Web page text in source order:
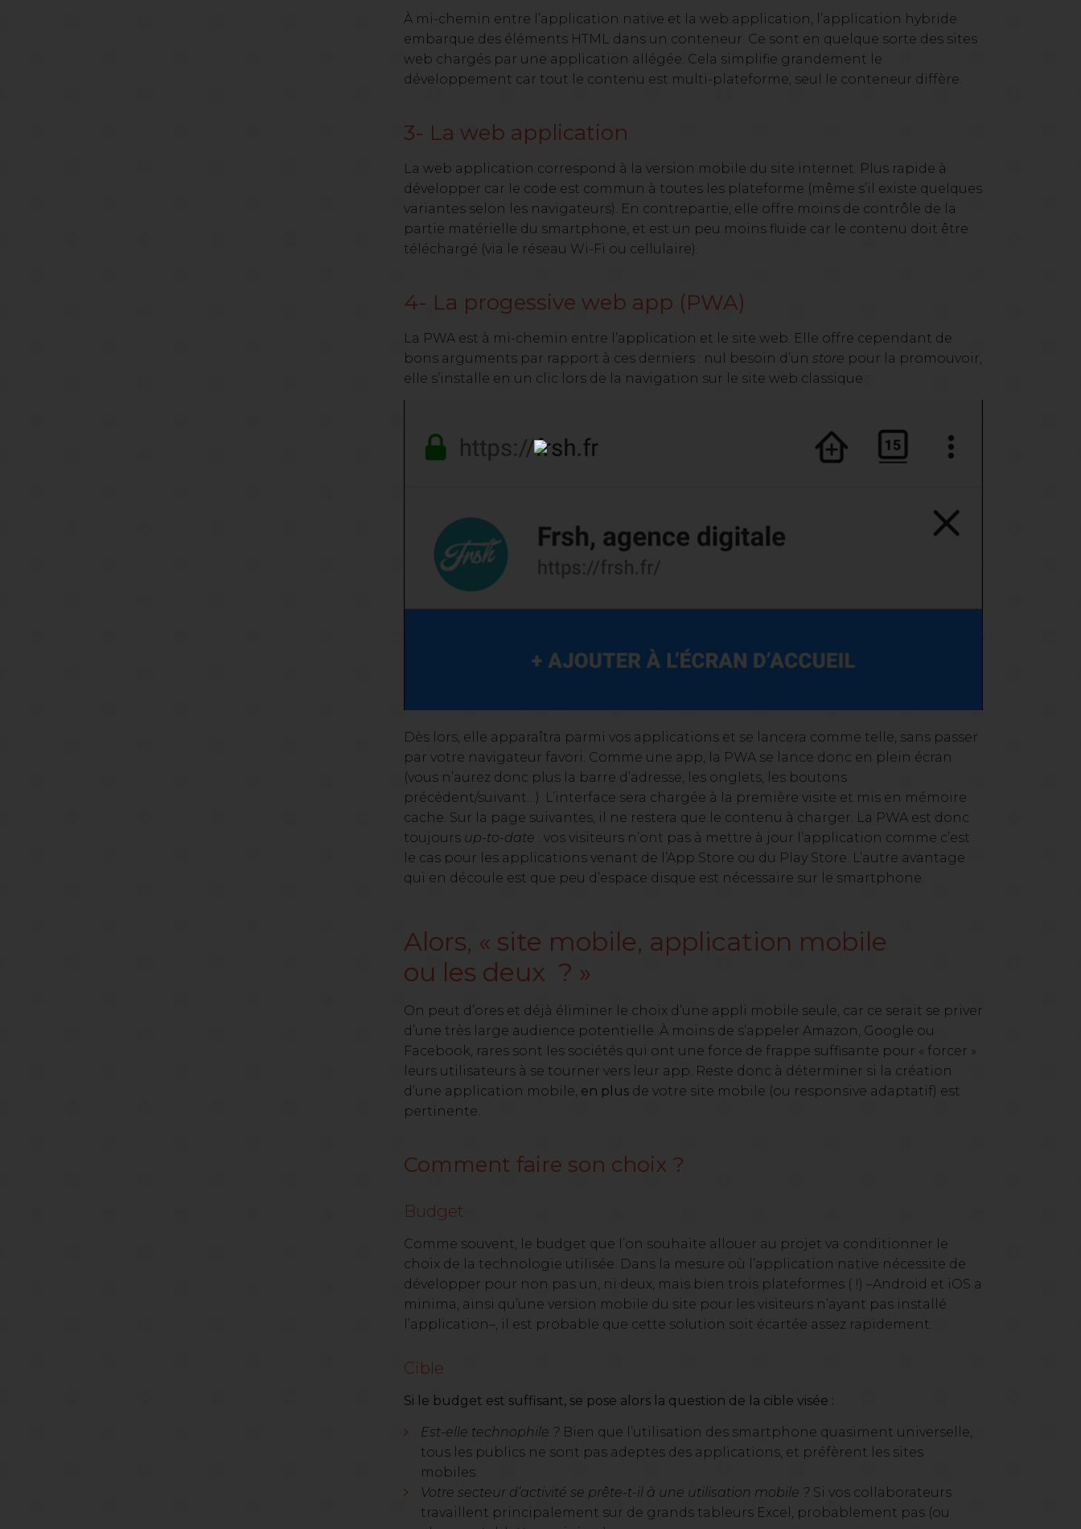
À mi-chemin entre l’application native et la web application, l’application hybride
embarque des éléments HTML dans un conteneur. Ce sont en quelque sorte des sites
web chargés par une application allégée. Cela simplifie grandement le
développement car tout le contenu est multi-plateforme, seul le conteneur diffère.
3- La web application
La web application correspond à la version mobile du site internet. Plus rapide à
développer car le code est commun à toutes les plateforme (même s’il existe quelques
variantes selon les navigateurs). En contrepartie, elle offre moins de contrôle de la
partie matérielle du smartphone, et est un peu moins fluide car le contenu doit être
téléchargé (via le réseau Wi-Fi ou cellulaire).
4- La progessive web app (PWA)
La PWA est à mi-chemin entre l’application et le site web. Elle offre cependant de
bons arguments par rapport à ces derniers : nul besoin d’un store pour la promouvoir,
elle s’installe en un clic lors de la navigation sur le site web classique :
Dès lors, elle apparaîtra parmi vos applications et se lancera comme telle, sans passer
par votre navigateur favori. Comme une app, la PWA se lance donc en plein écran
(vous n’aurez donc plus la barre d’adresse, les onglets, les boutons
précédent/suivant…). L’interface sera chargée à la première visite et mis en mémoire
cache. Sur la page suivantes, il ne restera que le contenu à charger. La PWA est donc
toujours up-to-date : vos visiteurs n’ont pas à mettre à jour l’application comme c’est
le cas pour les applications venant de l’App Store ou du Play Store. L’autre avantage
qui en découle est que peu d’espace disque est nécessaire sur le smartphone.
Alors, « site mobile, application mobile
ou les deux ? »
On peut d’ores et déjà éliminer le choix d’une appli mobile seule, car ce serait se priver
d’une très large audience potentielle. À moins de s’appeler Amazon, Google ou
Facebook, rares sont les sociétés qui ont une force de frappe suffisante pour « forcer »
leurs utilisateurs à se tourner vers leur app. Reste donc à déterminer si la création
d’une application mobile, en plusde votre site mobile (ou responsive adaptatif) est
pertinente.
Comment faire son choix ?
Budget
Comme souvent, le budget que l’on souhaite allouer au projet va conditionner le
choix de la technologie utilisée. Dans la mesure où l’application native nécessite de
développer pour non pas un, ni deux, mais bien trois plateformes ( !) –Android et iOS a
minima, ainsi qu’une version mobile du site pour les visiteurs n’ayant pas installé
l’application–, il est probable que cette solution soit écartée assez rapidement.
Cible
Si le budget est suffisant, se pose alors la question de la cible visée :
Est-elle technophile ?Bien que l’utilisation des smartphone quasiment universelle,
tous les publics ne sont pas adeptes des applications, et préfèrent les sites
mobiles.
Votre secteur d’activité se prête-t-il à une utilisation mobile ?Si vos collaborateurs
travaillent principalement sur de grands tableurs Excel, probablement pas (ou